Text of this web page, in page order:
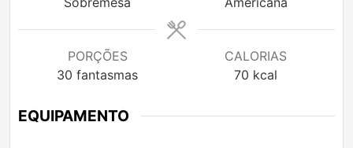
PORÇÕES
30 fantasmas
CALORIAS
70 kcal
EQUIPAMENTO